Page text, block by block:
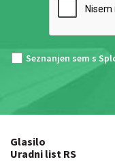
Seznanjen sem s
Glasilo
Uradni list RS